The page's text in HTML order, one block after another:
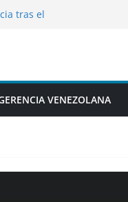
tras el
VENEZOLANA